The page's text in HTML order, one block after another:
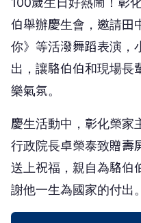
伯舉辦慶生會，邀請田
你》等活潑舞蹈表演，
出，讓駱伯伯和現場長
樂氣氛。
慶生活動中，彰化榮家
行政院長卓榮泰致贈壽
送上祝福，親自為駱伯
謝他一生為國家的付出。